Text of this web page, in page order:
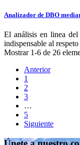
Analizador de DBO
El análisis en linea
indispensable al
Mostrar 1-6 de 26
Anterior
1
2
3
…
5
Siguiente